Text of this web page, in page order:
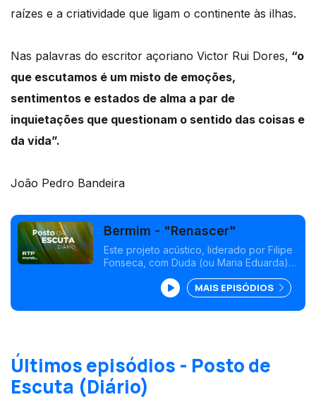
raízes e a criatividade que ligam o continente às ilhas.
Nas palavras do escritor açoriano Victor Rui Dores, “o
que escutamos é um misto de emoções,
sentimentos e estados de alma a par de
inquietações que questionam o sentido das coisas e
da vida”.
João Pedro Bandeira
Bermim - "Renascer"
Este projeto acústico, liderado por Filipe
Fonseca, com Duda (ou Maria Eduarda) e
de vários autores açorianos.MAIS EPISÓDIOS
Últimos episódios - Posto de
Escuta (Diário)